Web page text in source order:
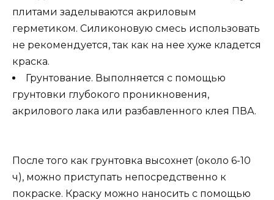
плитами заделываются акриловым
герметиком. Силиконовую смесь использовать
не рекомендуется, так как на нее хуже кладется
краска.
Грунтование. Выполняется с помощью
грунтовки глубокого проникновения,
акрилового лака или разбавленного клея ПВА.
После того как грунтовка высохнет (около 6-10
ч), можно приступать непосредственно к
покраске. Краску можно наносить с помощью